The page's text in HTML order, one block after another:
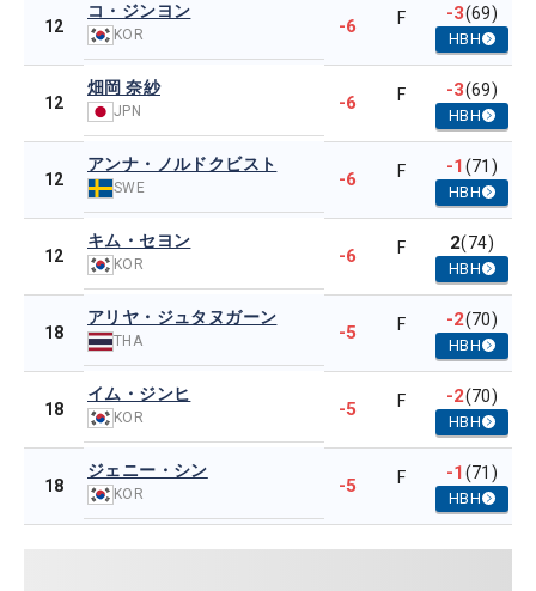
12
コ・ジンヨン
KOR -6 F -3(69)
HBH
12
畑岡 奈紗
JPN -6 F -3(69)
HBH
12
アンナ・ノルドクビスト
SWE -6 F -1(71)
HBH
12
キム・セヨン
KOR -6 F 2(74)
HBH
18
アリヤ・ジュタヌガーン
THA -5 F -2(70)
HBH
18
イム・ジンヒ
KOR -5 F -2(70)
HBH
18
ジェニー・シン
KOR -5 F -1(71)
HBH